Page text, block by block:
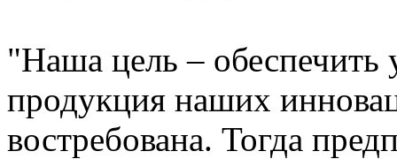
"Наша цель – обеспечить
продукция наших
востребована. Тогда